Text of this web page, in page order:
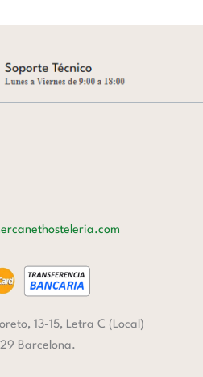
13-15, Letra C (Local)
Barcelona.